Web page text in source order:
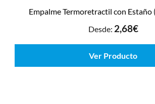
Empalme Termoretractil con Estaño
Desde: 2,68€
Ver Producto